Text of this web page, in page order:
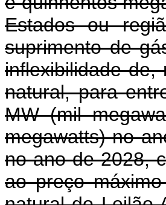
Estados ou
suprimento de
inflexibilidade
natural, para
MW (mil
megawatts) no
no ano de 2028,
ao preço